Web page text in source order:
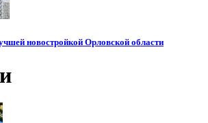
новостройкой Орловской области